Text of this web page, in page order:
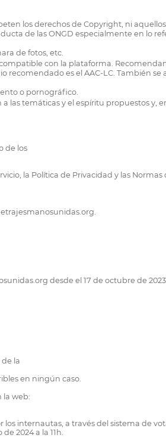
los derechos de Copyright, ni
de las ONGD especialmente en lo
de fotos, etc.
con la plataforma.
recomendado es el AAC-LC. También
o pornográfico.
temáticas y el espíritu propuestos y,
de los
la Política de Privacidad y las
desde el 17 de octubre de
la
en ningún caso.
la web:
internautas, a través del sistema de
2024 a la 11h.